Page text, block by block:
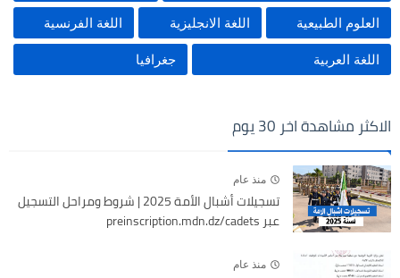
العلوم الطبيعية اللغة الانجليزية اللغة الفرنسية
اللغة العربية جغرافيا
الاكثر مشاهدة اخر 30 يوم
منذ عام
تسجيلات أشبال الأمة 2025 | شروط ومراحل التسجيل
عبر preinscription.mdn.dz/cadets
منذ عام